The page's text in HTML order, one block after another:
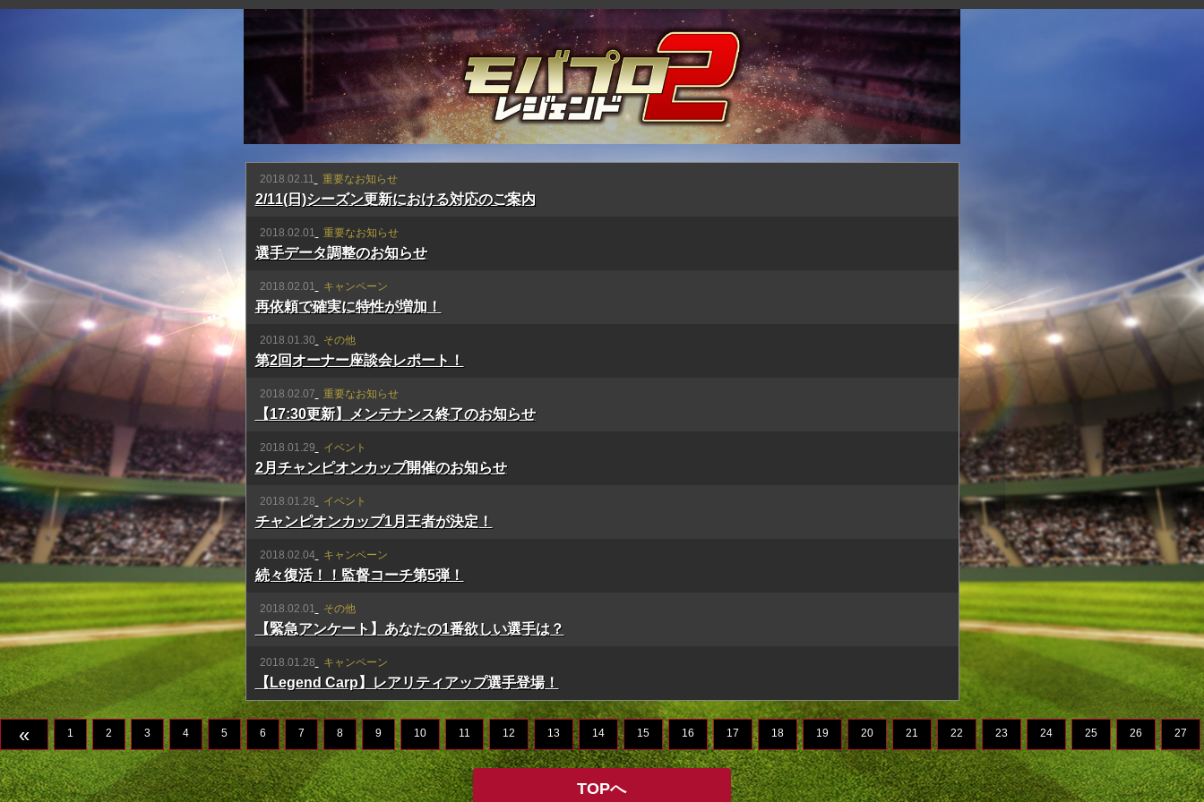
2018.02.11 重要なお知らせ
2/11(日)シーズン更新における対応のご案内
2018.02.01 重要なお知らせ
選手データ調整のお知らせ
2018.02.01 キャンペーン
再依頼で確実に特性が増加！
2018.01.30 その他
第2回オーナー座談会レポート！
2018.02.07 重要なお知らせ
【17:30更新】メンテナンス終了のお知らせ
2018.01.29 イベント
2月チャンピオンカップ開催のお知らせ
2018.01.28 イベント
チャンピオンカップ1月王者が決定！
2018.02.04 キャンペーン
続々復活！！監督コーチ第5弾！
2018.02.01 その他
【緊急アンケート】あなたの1番欲しい選手は？
2018.01.28 キャンペーン
【Legend Carp】レアリティアップ選手登場！
« 1 2 3 4 5 6 7 8 9 10 11 12 13 14 15 16 17 18 19 20 21 22 23 24 25 26 27
TOPへ